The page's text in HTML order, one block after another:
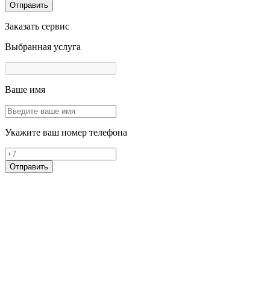
Отправить
Заказать сервис
Выбранная услуга
Ваше имя
Укажите ваш номер телефона
Отправить